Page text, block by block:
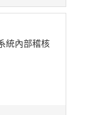
統內部稽核